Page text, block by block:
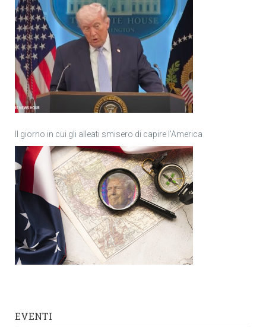
Il giorno in cui gli alleati smisero di capire l’America
EVENTI